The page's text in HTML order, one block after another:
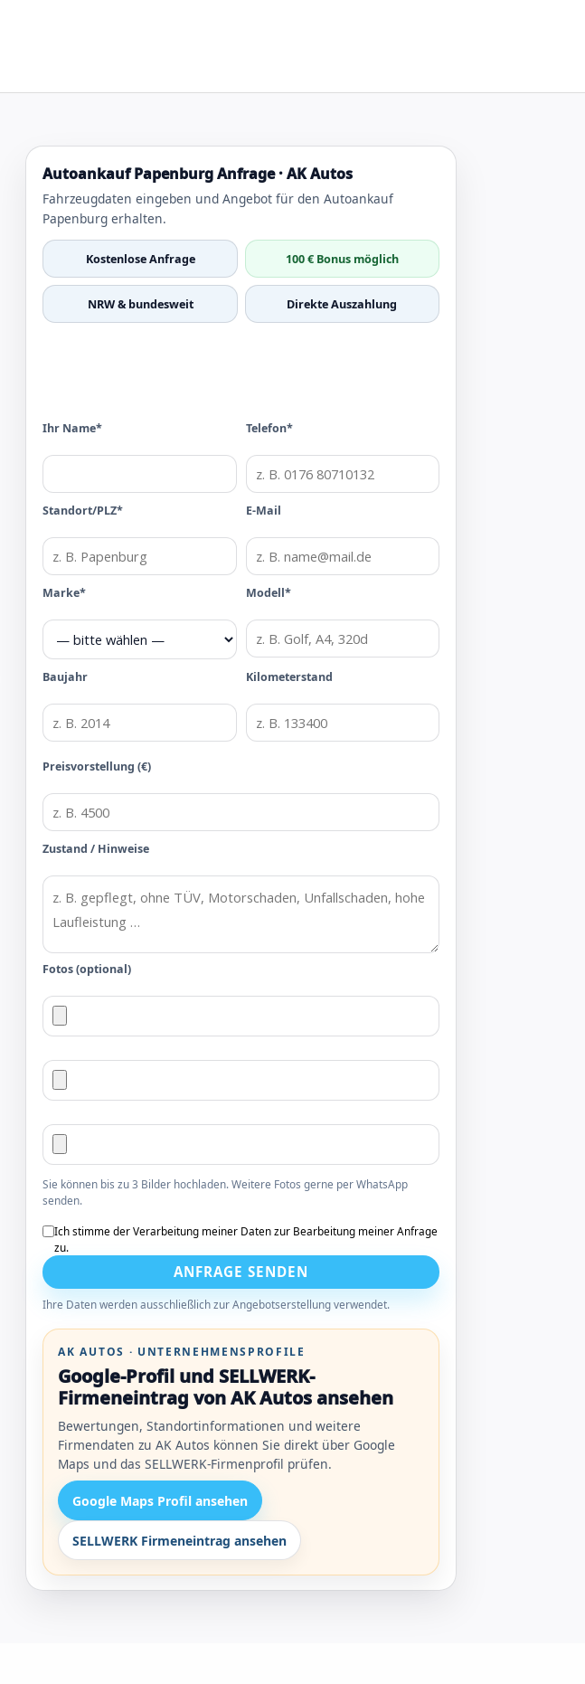
Autoankauf Papenburg Anfrage · AK Autos
Fahrzeugdaten eingeben und Angebot für den Autoankauf
Papenburg erhalten.
Kostenlose Anfrage 100 € Bonus möglich
NRW & bundesweit Direkte Auszahlung
Ihr Name* Telefon*
Standort/PLZ* E-Mail
Marke* Modell*
Baujahr Kilometerstand
Preisvorstellung (€)
Zustand / Hinweise
Fotos (optional)
Sie können bis zu 3 Bilder hochladen. Weitere Fotos gerne per WhatsApp
senden.
Ich stimme der Verarbeitung meiner Daten zur Bearbeitung meiner Anfrage
zu.
ANFRAGE SENDEN
Ihre Daten werden ausschließlich zur Angebotserstellung verwendet.
AK AUTOS · UNTERNEHMENSPROFILE
Google-Profil und SELLWERK-
Firmeneintrag von AK Autos ansehen
Bewertungen, Standortinformationen und weitere
Firmendaten zu AK Autos können Sie direkt über Google
Maps und das SELLWERK-Firmenprofil prüfen.
Google Maps Profil ansehen
SELLWERK Firmeneintrag ansehen